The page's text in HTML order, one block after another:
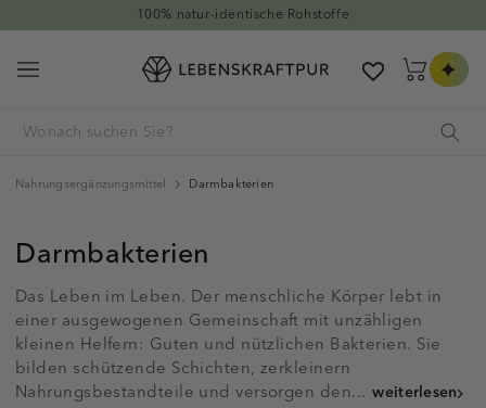
100% natur-identische Rohstoffe
Warenkorb
Nahrungsergänzungsmittel Darmbakterien
Darmbakterien
Das Leben im Leben. Der menschliche Körper lebt in
einer ausgewogenen Gemeinschaft mit unzähligen
kleinen Helfern: Guten und nützlichen Bakterien. Sie
bilden schützende Schichten, zerkleinern
Nahrungsbestandteile und versorgen den... weiterlesen